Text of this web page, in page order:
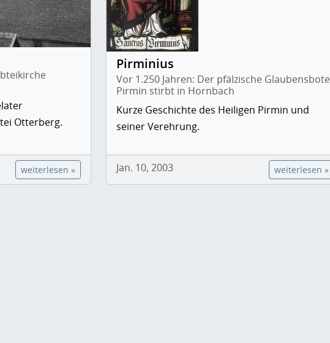
Otterberg.
weiterlesen »
Pirminius
Vor 1.250 Jahren: Der pfälzische Glaubensbote
Pirmin stirbt in Hornbach
Kurze Geschichte des Heiligen Pirmin und
seiner Verehrung.
Jan. 10, 2003 weiterlesen »